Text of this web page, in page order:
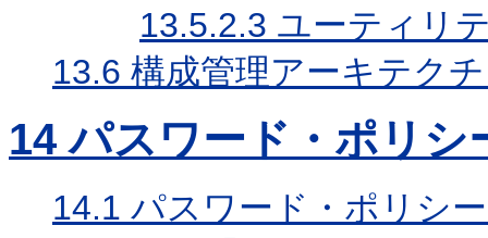
13.5.2.3 ユーティリ
13.6 構成管理アーキテク
14 パスワード・ポリシ
14.1 パスワード・ポリシ